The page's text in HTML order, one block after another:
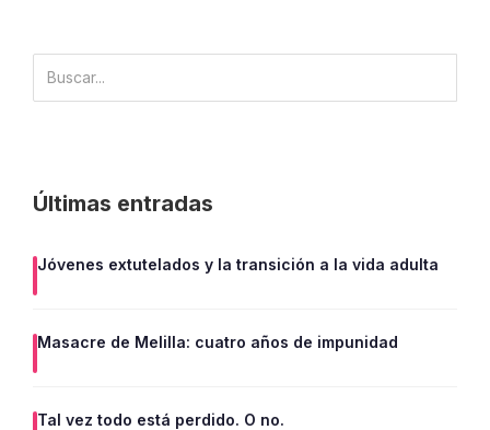
Últimas entradas
Jóvenes extutelados y la transición a la vida adulta
Masacre de Melilla: cuatro años de impunidad
Tal vez todo está perdido. O no.